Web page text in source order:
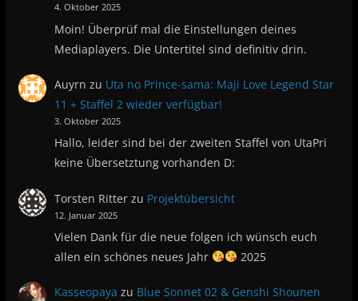
4. Oktober 2025
Moin! Überprüf mal die Einstellungen deines
Mediaplayers. Die Untertitel sind definitiv drin.
Auyrn zu Uta no Prince-sama: Maji Love Legend Star
11 + Staffel 2 wieder verfügbar!
3. Oktober 2025
Hallo, leider sind bei der zweiten Staffel von UtaPri
keine Übersetztung vorhanden D:
Torsten Ritter zu Projektübersicht
12. Januar 2025
Vielen Dank für die neue folgen ich wünsch euch
allen ein schönes neues Jahr
2025
Kasseopaya zu Blue Sonnet 02 & Genshi Shounen